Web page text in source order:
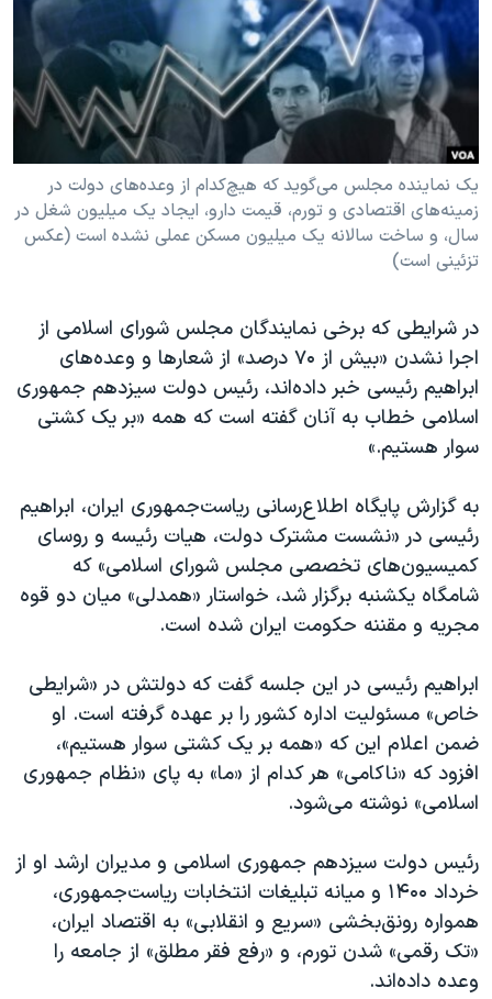
فرهنگ و زندگی
حقوق شهروندی
اقتصادی
علم و فناوری
اسرائیل در جنگ
گالری عکس
آرشیو پخش زنده
مستندها
انتخابات ریاست جمهوری آمریکا ۲۰۲۴
حمله جمهوری اسلامی به اسرائیل
رمز مهسا
ورزش زنان در ایران
اعتراضات زن، زندگی، آزادی
مجموعه مستندهای دادخواهی
دادگاه حمید نوری
چهل سال گروگان‌گیری
قانون شفافیت دارائی کادر رهبری ایران
اعتراضات مردمی آبان ۹۸
اسرائیل در جنگ
نرگس محمدی برنده جایزه نوبل صلح
همایش محافظه‌کاران آمریکا «سی‌پک»
صفحه‌های ویژه
دنبال کنید
زبانهای مختلف
یک نماینده مجلس می‌گوید که هیچ‌کدام از وعده‌های دولت در
زمینه‌های اقتصادی و تورم، قیمت‌ دارو، ایجاد یک میلیون شغل در
سال، و ساخت سالانه یک میلیون مسکن عملی نشده است (عکس
تزئینی است)
در شرایطی که برخی نمایندگان مجلس شورای اسلامی از
اجرا نشدن «بیش از ۷۰ درصد» از شعارها و وعده‌های
ابراهیم رئیسی خبر داده‌اند، رئیس دولت سیزدهم جمهوری
اسلامی خطاب به آنان گفته است که همه «بر یک کشتی
سوار هستیم.»
به گزارش پایگاه اطلاع‌رسانی ریاست‌جمهوری ایران، ابراهیم
رئیسی در «نشست مشترک دولت، هیات رئیسه و روسای
کمیسیون‌های تخصصی مجلس شورای اسلامی» که
شامگاه یکشنبه برگزار شد، خواستار «همدلی» میان دو قوه
مجریه و مقننه حکومت ایران شده است.
ابراهیم رئیسی در این جلسه گفت که دولتش در «شرایطی
خاص» مسئولیت اداره کشور را بر عهده گرفته است. او
ضمن اعلام این که «همه بر یک کشتی سوار هستیم»،
افزود که «ناکامی» هر کدام از «ما» به پای «نظام جمهوری
اسلامی» نوشته می‌شود.
رئیس دولت سیزدهم جمهوری اسلامی و مدیران ارشد او از
خرداد ۱۴۰۰ و میانه تبلیغات انتخابات ریاست‌جمهوری،
همواره رونق‌بخشی «سریع و انقلابی» به اقتصاد ایران،
«تک رقمی» شدن تورم، و «رفع فقر مطلق» از جامعه را
وعده داده‌اند.